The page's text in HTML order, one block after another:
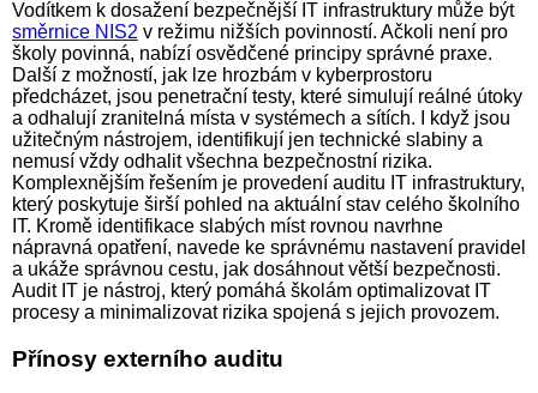
Vodítkem k dosažení bezpečnější IT infrastruktury může být
směrnice NIS2 v režimu nižších povinností. Ačkoli není pro
školy povinná, nabízí osvědčené principy správné praxe.
Další z možností, jak lze hrozbám v kyberprostoru
předcházet, jsou penetrační testy, které simulují reálné útoky
a odhalují zranitelná místa v systémech a sítích. I když jsou
užitečným nástrojem, identifikují jen technické slabiny a
nemusí vždy odhalit všechna bezpečnostní rizika.
Komplexnějším řešením je provedení auditu IT infrastruktury,
který poskytuje širší pohled na aktuální stav celého školního
IT. Kromě identifikace slabých míst rovnou navrhne
nápravná opatření, navede ke správnému nastavení pravidel
a ukáže správnou cestu, jak dosáhnout větší bezpečnosti.
Audit IT je nástroj, který pomáhá školám optimalizovat IT
procesy a minimalizovat rizika spojená s jejich provozem.
Přínosy externího auditu